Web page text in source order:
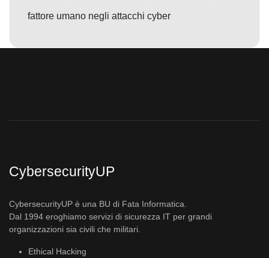
fattore umano negli attacchi cyber
CybersecurityUP
CybersecurityUP è una BU di Fata Informatica.
Dal 1994 eroghiamo servizi di sicurezza IT per grandi
organizzazioni sia civili che militari.
Ethical Hacking